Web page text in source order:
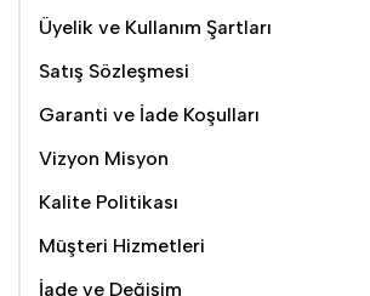
Üyelik ve Kullanım Şartları
Satış Sözleşmesi
Garanti ve İade Koşulları
Vizyon Misyon
Kalite Politikası
Müşteri Hizmetleri
İade ve Değişim